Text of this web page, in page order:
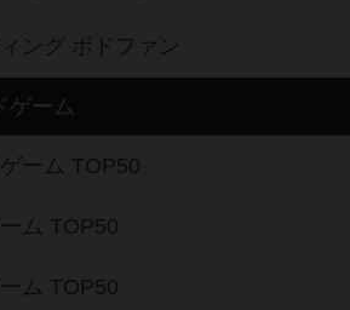
ング ボドファン
ゲーム
ーム TOP50
ム TOP50
ム TOP50